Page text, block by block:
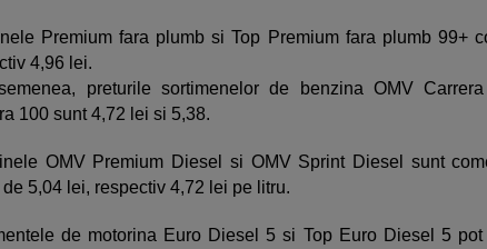
Premium fara plumb si Top Premium fara plumb 99+
4,96 lei.
preturile sortimenelor de benzina OMV
100 sunt 4,72 lei si 5,38.
OMV Premium Diesel si OMV Sprint Diesel sunt
de 5,04 lei, respectiv 4,72 lei pe litru.
de motorina Euro Diesel 5 si Top Euro Diesel 5 pot